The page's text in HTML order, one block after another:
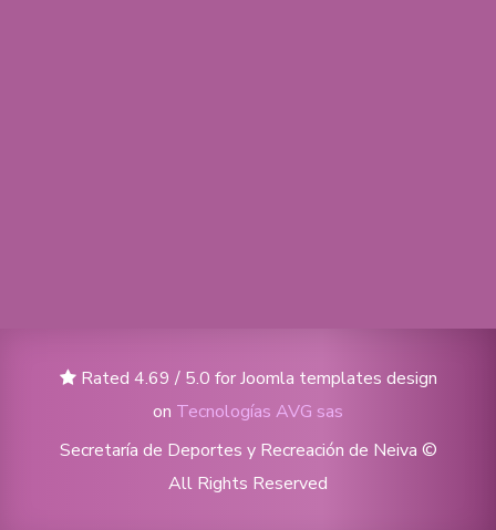
Rated 4.69 / 5.0 for Joomla templates design
on Tecnologías AVG sas
Secretaría de Deportes y Recreación de Neiva ©
All Rights Reserved